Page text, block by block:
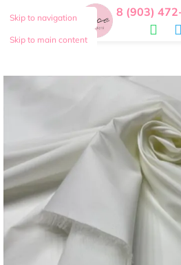
Skip to navigation
Skip to main content
8 (903)